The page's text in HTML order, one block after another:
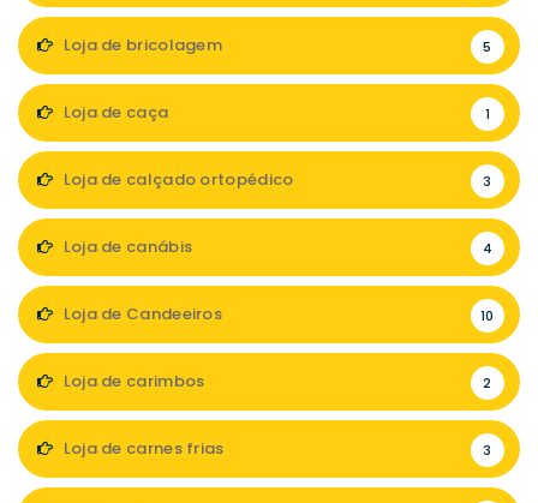
Loja de bricolagem 5
Loja de caça 1
Loja de calçado ortopédico 3
Loja de canábis 4
Loja de Candeeiros 10
Loja de carimbos 2
Loja de carnes frias 3